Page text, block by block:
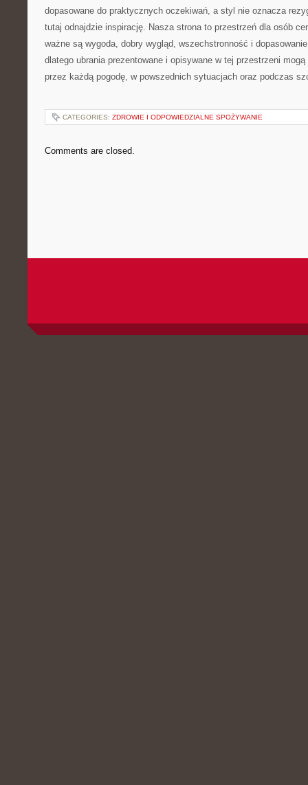
dopasowane do praktycznych oczekiwań, a styl nie oznacza
tutaj odnajdzie inspirację. Nasza strona to przestrzeń dla osób
ważne są wygoda, dobry wygląd, wszechstronność i dopasowanie
dlatego ubrania prezentowane i opisywane w tej przestrzeni
przez każdą pogodę, w powszednich sytuacjach oraz podczas
CATEGORIES: ZDROWIE I ODPOWIEDZIALNE SPOŻYWANIE
Comments are closed.